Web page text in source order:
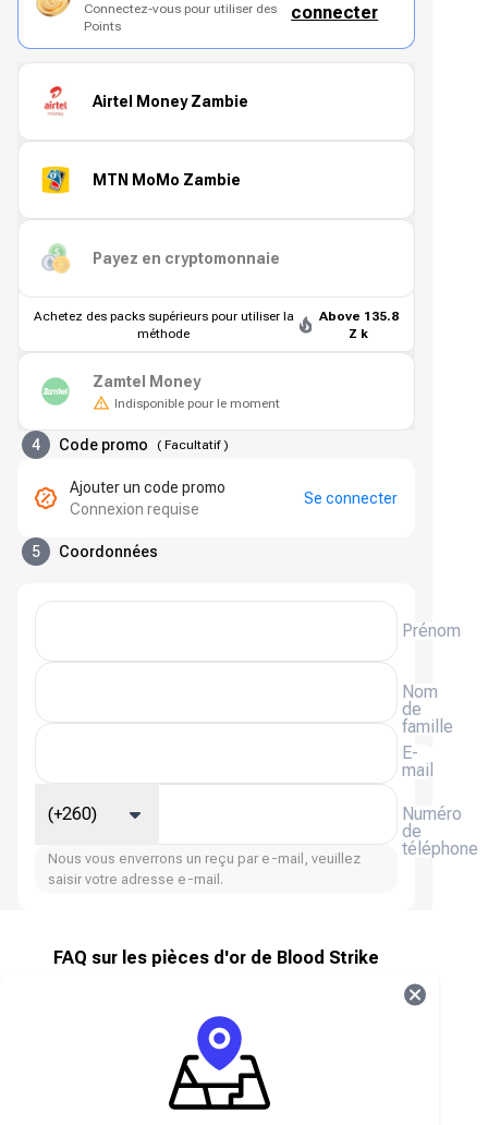
Connectez-vous pour utiliser des
Points
connecter
Airtel Money Zambie
MTN MoMo Zambie
Payez en cryptomonnaie
Achetez des packs supérieurs pour utiliser la
méthode
Above 135.8
Z k
Zamtel Money
Indisponible pour le moment
4 Code promo ( Facultatif)
Ajouter un code promo
Connexion requise
Se connecter
5 Coordonnées
Prénom
Nom
de
famille
E-
mail
Numéro
de
téléphone
(+260)
Nous vous enverrons un reçu par e-mail, veuillez
saisir votre adresse e-mail.
FAQ sur les pièces d'or de Blood Strike
À propos de Blood Strike
Blood Strike est un FPS Battle Royale palpitant
conçu pour les appareils mobiles à espace de